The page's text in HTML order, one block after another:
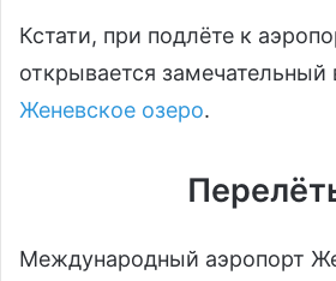
Кстати, при подлёте к
открывается замечательный
Женевское озеро.
Международный аэропорт